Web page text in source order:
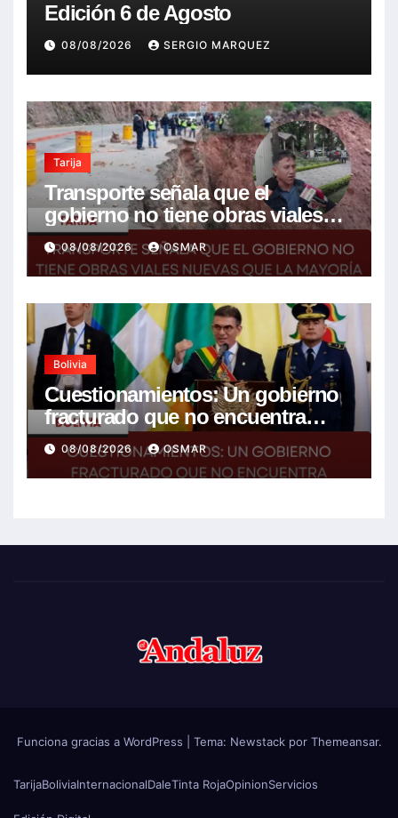
Edición 6 de Agosto
08/08/2026 SERGIO MARQUEZ
Tarija
Transporte señala que el
gobierno no tiene obras viales
nuevas que la mayoría son de la
anterior gestión
08/08/2026 OSMAR
Bolivia
Cuestionamientos: Un gobierno
fracturado que no encuentra
soluciones a la crisis
08/08/2026 OSMAR
Funciona gracias a WordPress Tema: Newstackpor Themeansar.
TarijaBoliviaInternacionalDaleTinta RojaOpinionServicios